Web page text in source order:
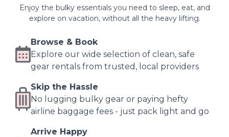
Enjoy the bulky essentials you need to sleep, eat, and
explore on vacation, without all the heavy lifting.
Browse & Book
Explore our wide selection of clean, safe
gear rentals from trusted, local providers
Skip the Hassle
No lugging bulky gear or paying hefty
airline baggage fees - just pack light and go
Arrive Happy